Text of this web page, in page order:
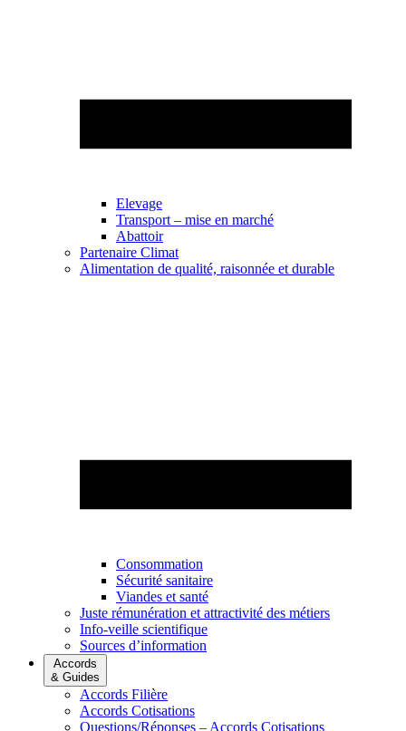
Elevage
Transport – mise en marché
Abattoir
Partenaire Climat
Alimentation de qualité, raisonnée et durable
Consommation
Sécurité sanitaire
Viandes et santé
Juste rémunération et attractivité des métiers
Info-veille scientifique
Sources d’information
Accords
& Guides
Accords Filière
Accords Cotisations
Questions/Réponses – Accords Cotisations